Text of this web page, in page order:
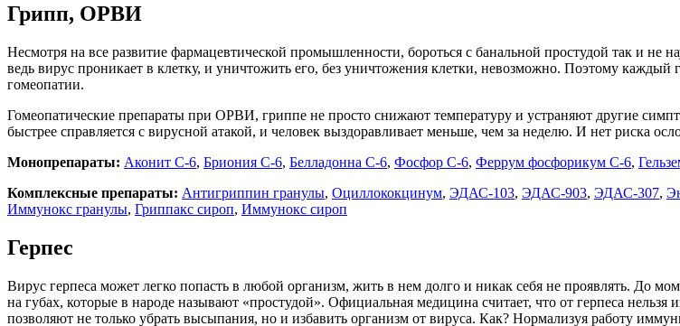
Грипп, ОРВИ
Несмотря на все развитие фармацевтической промышленности, бороться с банальной простудой так и
ведь вирус проникает в клетку, и уничтожить его, без уничтожения клетки, невозможно. Поэтому
гомеопатии.
Гомеопатические препараты при ОРВИ, гриппе не просто снижают температуру и устраняют другие
быстрее справляется с вирусной атакой, и человек выздоравливает меньше, чем за неделю. И нет риска
Монопрепараты: Аконит С-6, Бриония С-6, Белладонна С-6, Фосфор С-6, Феррум фосфорикум С-6,
Комплексные препараты: Антигриппин гранулы, Оциллококцинум, ЭДАС-103, ЭДАС-903, ЭДАС-307,
Иммунокс гранулы, Гриппакс сироп, Иммунокс сироп
Герпес
Вирус герпеса может легко попасть в любой организм, жить в нем долго и никак себя не проявлять. До
на губах, которые в народе называют «простудой». Официальная медицина считает, что от герпеса
позволяют не только убрать высыпания, но и избавить организм от вируса. Как? Нормализуя работу